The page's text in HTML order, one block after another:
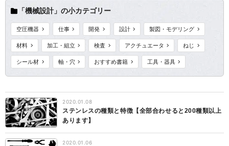
「機械設計」の小カテゴリー
空圧機器 仕事 開発 設計 製図・モデリング
材料 加工・組立 検査 アクチュエータ ねじ
シール材 軸・穴 おすすめ書籍 工具・器具
2020.01.08
ステンレスの種類と特徴【全部合わせると200種類以上
あります】
2020.01.06